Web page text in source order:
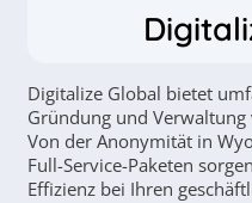
Digitalize Global bietet
Gründung und
Von der Anonymität in
Full-Service-Paketen
Effizienz bei Ihren